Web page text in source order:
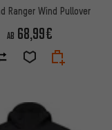
Ranger Wind Pullover
AB 68,99€